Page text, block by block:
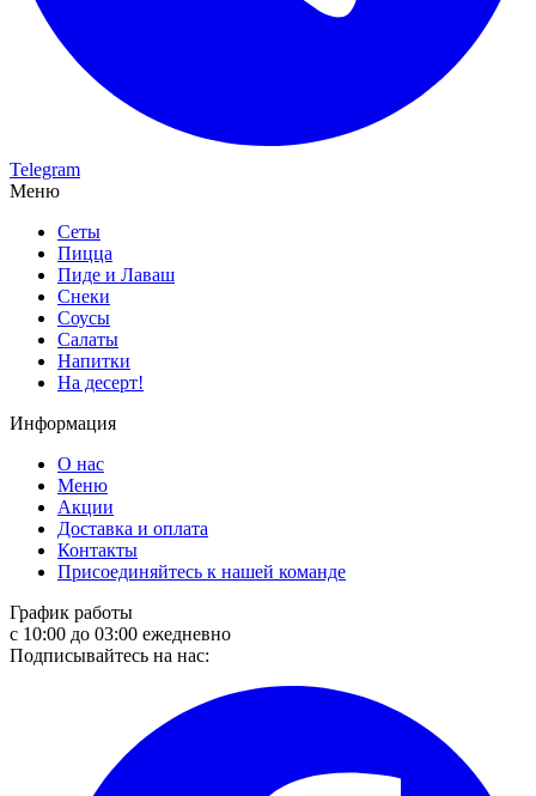
Telegram
Меню
Сеты
Пицца
Пиде и Лаваш
Снеки
Соусы
Салаты
Напитки
На десерт!
Информация
О нас
Меню
Акции
Доставка и оплата
Контакты
Присоединяйтесь к нашей команде
График работы
с 10:00 до 03:00 ежедневно
Подписывайтесь на нас: